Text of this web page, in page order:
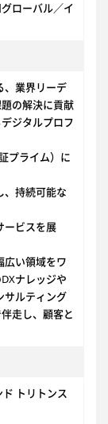
バル／イ
、業界リーデ
の解決に貢献
ジタルプロフ
プライム）に
、持続可能な
ービスを展
広い領域をワ
ナレッジや
サルティング
走し、顧客と
トリトンス